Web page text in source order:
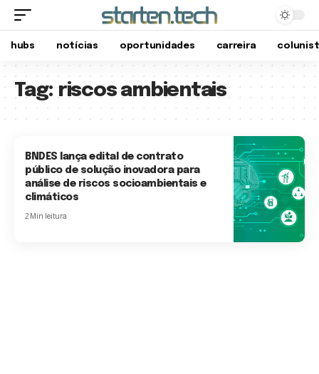
hubs notícias oportunidades carreira
Tag: riscos ambientais
BNDES lança edital de contrato
público de solução inovadora para
análise de riscos socioambientais e
climáticos
2 Min leitura